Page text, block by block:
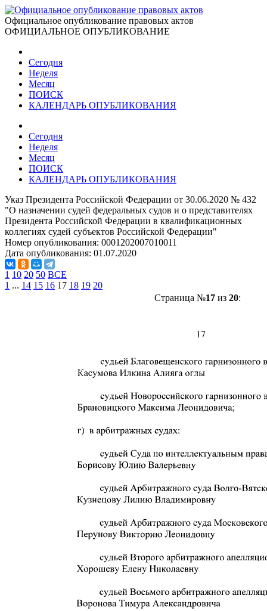
Официальное опубликование правовых актов
ОФИЦИАЛЬНОЕ ОПУБЛИКОВАНИЕ
Сегодня
Неделя
Месяц
ПОИСК
КАЛЕНДАРЬ ОПУБЛИКОВАНИЯ
Сегодня
Неделя
Месяц
ПОИСК
КАЛЕНДАРЬ ОПУБЛИКОВАНИЯ
Указ Президента Российской Федерации от 30.06.2020 № 432
"О назначении судей федеральных судов и о представителях
Президента Российской Федерации в квалификационных
коллегиях судей субъектов Российской Федерации"
Номер опубликования: 0001202007010011
Дата опубликования: 01.07.2020
1 10 20 50 ВСЕ
1 ... 14 15 16 17 18 19 20
Страница №17из 20: